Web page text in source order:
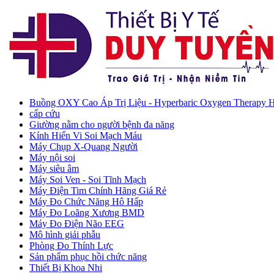
Buồng OXY Cao Áp Trị Liệu - Hyperbaric Oxygen Therapy
cấp cứu
Giường nằm cho người bệnh đa năng
Kính Hiển Vi Soi Mạch Máu
Máy Chụp X-Quang Người
Máy nội soi
Máy siêu âm
Máy Soi Ven - Soi Tĩnh Mạch
Máy Điện Tim Chính Hãng Giá Rẻ
Máy Đo Chức Năng Hô Hấp
Máy Đo Loãng Xương BMD
Máy Đo Điện Não EEG
Mô hình giải phẫu
Phòng Đo Thính Lực
Sản phẩm phục hồi chức năng
Thiết Bị Khoa Nhi